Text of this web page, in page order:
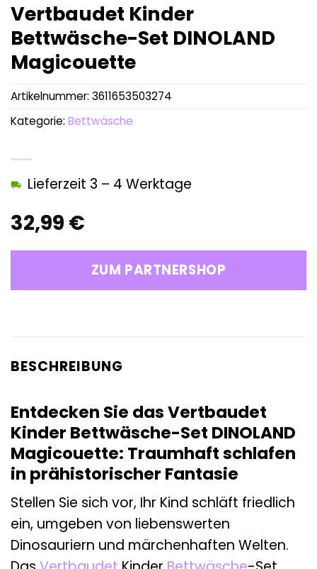
Vertbaudet Kinder
Bettwäsche-Set DINOLAND
Magicouette
32,99 €
Lieferzeit 3 – 4 Werktage
ZUM PARTNERSHOP
Artikelnummer: 3611653503274
Kategorie: Bettwäsche
BESCHREIBUNG
Entdecken Sie das Vertbaudet
Kinder Bettwäsche-Set DINOLAND
Magicouette: Traumhaft schlafen
in prähistorischer Fantasie
Stellen Sie sich vor, Ihr Kind schläft friedlich
ein, umgeben von liebenswerten
Dinosauriern und märchenhaften Welten.